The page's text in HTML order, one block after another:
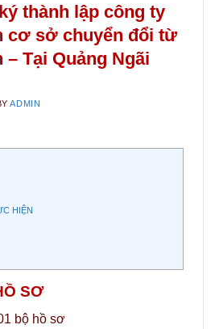
thành lập công ty
cơ sở chuyển đổi từ
Tại Quảng Ngãi
ADMIN
HIỆN
SƠ
bộ hồ sơ